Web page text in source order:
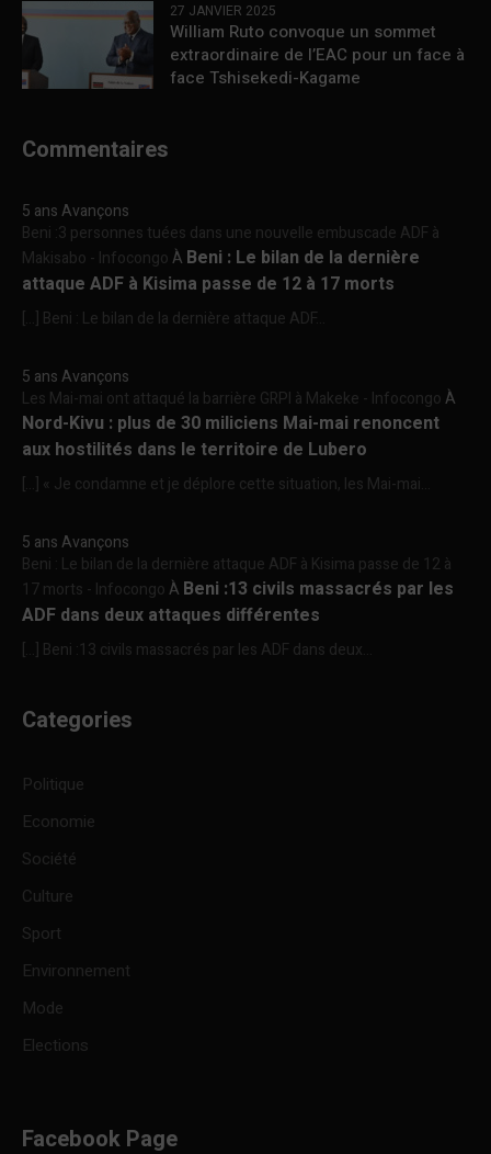
27 JANVIER 2025
William Ruto convoque un sommet
extraordinaire de l’EAC pour un face à
face Tshisekedi-Kagame
Commentaires
5 ans Avançons
Beni :3 personnes tuées dans une nouvelle embuscade ADF à
Makisabo - InfocongoÀ Beni : Le bilan de la dernière
attaque ADF à Kisima passe de 12 à 17 morts
[…] Beni : Le bilan de la dernière attaque ADF...
5 ans Avançons
Les Mai-mai ont attaqué la barrière GRPI à Makeke - InfocongoÀ
Nord-Kivu : plus de 30 miliciens Mai-mai renoncent
aux hostilités dans le territoire de Lubero
[…] « Je condamne et je déplore cette situation, les Mai-mai...
5 ans Avançons
Beni : Le bilan de la dernière attaque ADF à Kisima passe de 12 à
17 morts - InfocongoÀ Beni :13 civils massacrés par les
ADF dans deux attaques différentes
[…] Beni :13 civils massacrés par les ADF dans deux...
Categories
Politique
Economie
Société
Culture
Sport
Environnement
Mode
Elections
Facebook Page